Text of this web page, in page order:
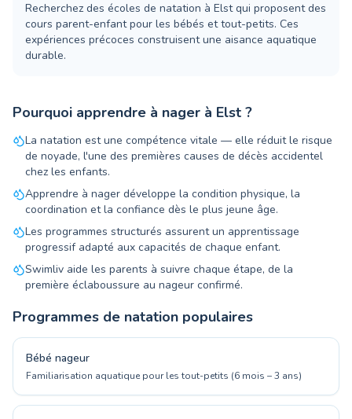
Recherchez des écoles de natation à Elst qui proposent des
cours parent-enfant pour les bébés et tout-petits. Ces
expériences précoces construisent une aisance aquatique
durable.
Pourquoi apprendre à nager à Elst ?
La natation est une compétence vitale — elle réduit le risque
de noyade, l'une des premières causes de décès accidentel
chez les enfants.
Apprendre à nager développe la condition physique, la
coordination et la confiance dès le plus jeune âge.
Les programmes structurés assurent un apprentissage
progressif adapté aux capacités de chaque enfant.
Swimliv aide les parents à suivre chaque étape, de la
première éclaboussure au nageur confirmé.
Programmes de natation populaires
Bébé nageur
Familiarisation aquatique pour les tout-petits (6 mois – 3 ans)